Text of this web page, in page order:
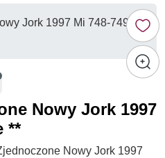
Nowy Jork 1997
**
Nowy Jork 1997